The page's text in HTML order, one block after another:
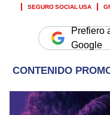
SEGURO SOCIAL USA
Prefiero
Google